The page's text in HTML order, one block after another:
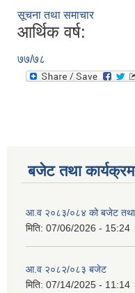
सूचना तथा समाचार
आर्थिक वर्ष:
७७/७८
बजेट तथा कार्यक्रम
आ.व २०८३/०८४ को बजेट तथा
मिति: 07/06/2026 - 15:24
आ.व २०८२/०८३ बजेट
मिति: 07/14/2025 - 11:14